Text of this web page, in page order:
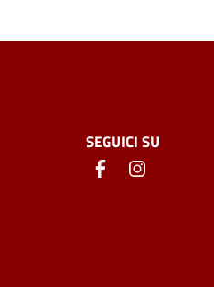
SEGUICI SU